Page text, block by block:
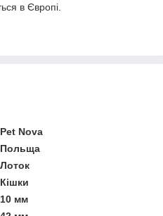
в Європі.
Pet Nova
Польща
Лоток
Кішки
10 мм